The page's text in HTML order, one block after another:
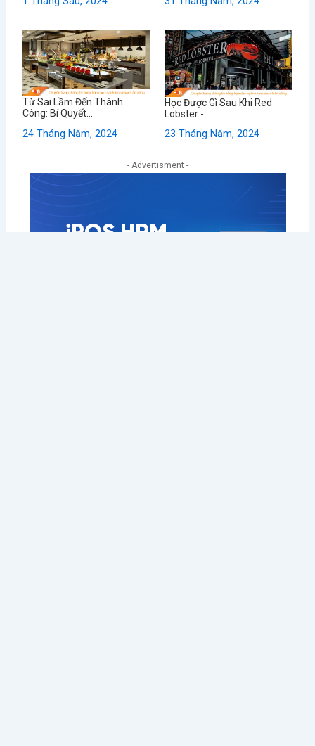
Từ Sai Lầm Đến Thành
Công: Bí Quyết...
24 Tháng Năm, 2024
Học Được Gì Sau Khi Red
Lobster -...
23 Tháng Năm, 2024
- Advertisment -